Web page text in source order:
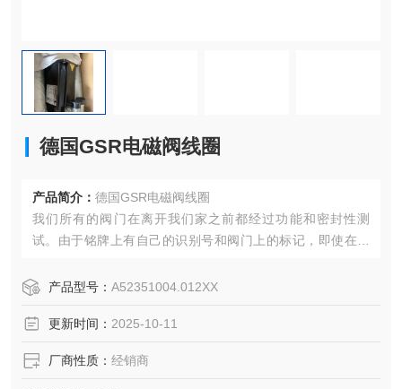
德国GSR电磁阀线圈
产品简介： 德国GSR电磁阀线圈
我们所有的阀门在离开我们家之前都经过功能和密封性测
试。由于铭牌上有自己的识别号和阀门上的标记，即使在多
产品型号： A52351004.012XX
更新时间： 2025-10-11
厂商性质： 经销商